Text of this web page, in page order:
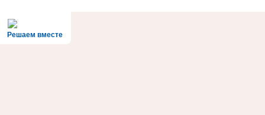
Решаем вместе